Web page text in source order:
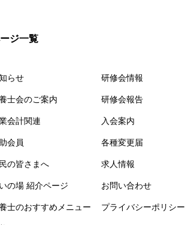
ジ一覧
らせ
士会のご案内
会計関連
会員
の皆さまへ
の場 紹介ページ
士のおすすめメニュー
研修会情報
研修会報告
入会案内
各種変更届
求人情報
お問い合わせ
プライバシーポリシー